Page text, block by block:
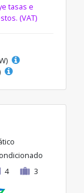
tasas e
(VAT)
4 3